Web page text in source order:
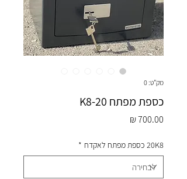
מק"ט: 0
כספת מפתח K8-20
20K8 כספת מפתח לאקדח *